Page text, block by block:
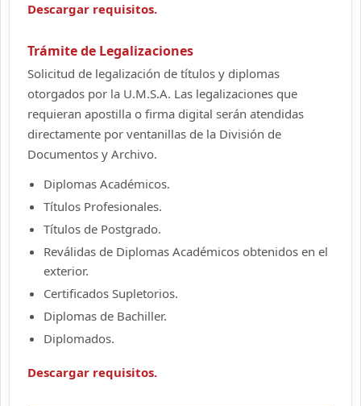
Descargar requisitos.
Trámite de Legalizaciones
Solicitud de legalización de títulos y diplomas
otorgados por la U.M.S.A. Las legalizaciones que
requieran apostilla o firma digital serán atendidas
directamente por ventanillas de la División de
Documentos y Archivo.
Diplomas Académicos.
Títulos Profesionales.
Títulos de Postgrado.
Reválidas de Diplomas Académicos obtenidos en el
exterior.
Certificados Supletorios.
Diplomas de Bachiller.
Diplomados.
Descargar requisitos.